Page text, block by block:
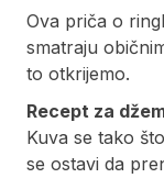
Ova priča o
smatraju
to otkrijemo.
Recept za
Kuva se tako
se ostavi da